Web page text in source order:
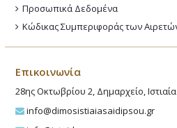
Προσωπικά Δεδομένα
Κώδικας Συμπεριφοράς των
Επικοινωνία
28ης Οκτωβρίου 2, Δημαρχείο,
info@dimosistiaiasaidipsou.gr